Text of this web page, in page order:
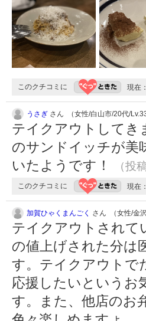
このクチコミに 現在：
うさぎ さん （女性/白山市/20代/Lv.33
テイクアウトしてき
のサンドイッチが美
いたようです！
（投
このクチコミに 現在：
加賀ひゃくまんごく さん （女性/金
テイクアウトされて
の値上げされた分は
す。テイクアウトで
応援したいというお
す。また、他店のお